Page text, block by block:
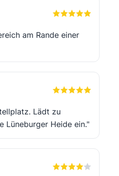
am Rande einer
Lädt zu
Lüneburger Heide ein."